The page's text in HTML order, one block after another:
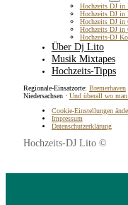
Hochzeits DJ in
Hochzeits DJ in
Hochzeits DJ in
Hochzeits DJ in
Hochzeits-DJ
Über Dj Lito
Musik Mixtapes
Hochzeits-Tipps
Regionale-Einsatzorte: Bremerhaven
Niedersachsen · Und überall wo
Cookie-Einstellungen
Impressum
Datenschutzerklärung
Hochzeits-DJ Lito ©